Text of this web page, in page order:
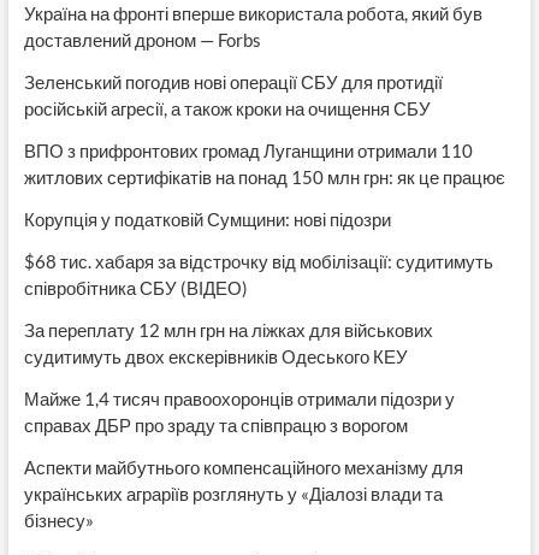
Україна на фронті вперше використала робота, який був
доставлений дроном — Forbs
Зеленський погодив нові операції СБУ для протидії
російській агресії, а також кроки на очищення СБУ
ВПО з прифронтових громад Луганщини отримали 110
житлових сертифікатів на понад 150 млн грн: як це працює
Корупція у податковій Сумщини: нові підозри
$68 тис. хабаря за відстрочку від мобілізації: судитимуть
співробітника СБУ (ВІДЕО)
За переплату 12 млн грн на ліжках для військових
судитимуть двох екскерівників Одеського КЕУ
Майже 1,4 тисяч правоохоронців отримали підозри у
справах ДБР про зраду та співпрацю з ворогом
Аспекти майбутнього компенсаційного механізму для
українських аграріїв розглянуть у «Діалозі влади та
бізнесу»